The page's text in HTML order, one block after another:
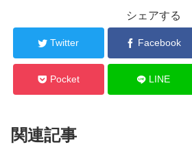
シェアする
Twitter Facebook
Pocket LINE
関連記事